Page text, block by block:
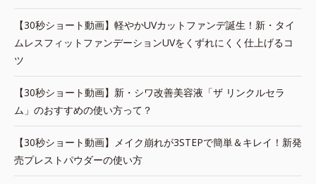
【30秒ショート動画】軽やかUVカットファンデ誕生！新・タイ
ムレスフィットファンデーションUVをくずれにくく仕上げるコ
ツ
【30秒ショート動画】新・シワ改善美容液「ザ リンクルセラ
ム」のおすすめの使い方って？
【30秒ショート動画】メイク崩れが3STEPで簡単＆キレイ！新発
売プレストパウダーの使い方